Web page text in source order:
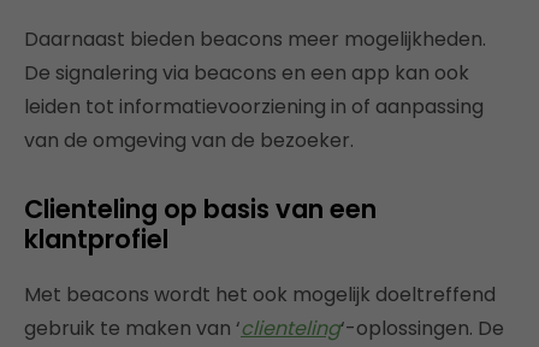
Daarnaast bieden beacons meer mogelijkheden.
De signalering via beacons en een app kan ook
leiden tot informatievoorziening in of aanpassing
van de omgeving van de bezoeker.
Clienteling op basis van een
klantprofiel
Met beacons wordt het ook mogelijk doeltreffend
gebruik te maken van ‘clienteling‘-oplossingen. De